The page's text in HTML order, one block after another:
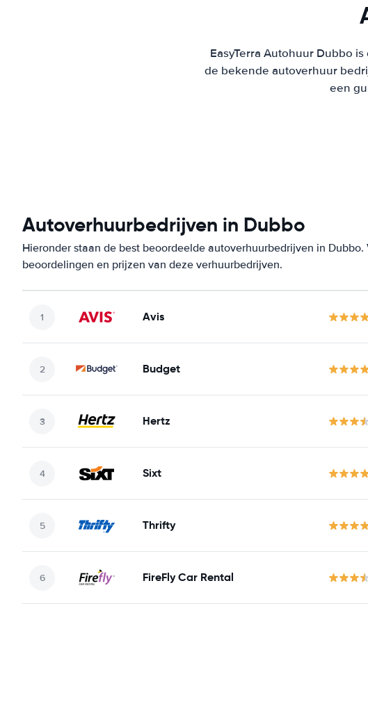
EasyTerra Autohuur Dubbo
de bekende autoverhuur
een
Autoverhuurbedrijven in Dubbo
Hieronder staan de best beoordeelde autoverhuurbedrijven in
beoordelingen en prijzen van deze verhuurbedrijven.
Avis
Budget
Hertz
Sixt
Thrifty
FireFly Car Rental